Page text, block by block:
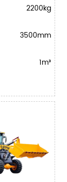
2200kg
3500mm
1m³